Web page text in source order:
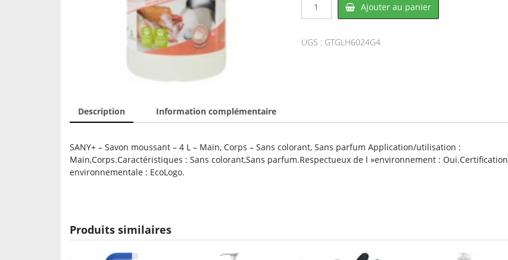
GLH-
Ajouter au panier
UGS : GTGLH6024G4
Description Information complémentaire
SANY+ – Savon moussant – 4 L – Main, Corps – Sans colorant, Sans parfum Application/utilisation :
Main,Corps.Caractéristiques : Sans colorant,Sans parfum.Respectueux de l »environnement : Oui.Certification
environnementale : EcoLogo.
Produits similaires